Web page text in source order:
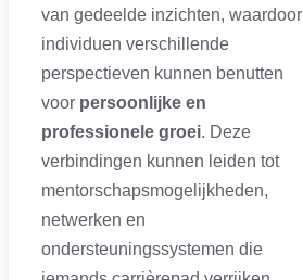
van gedeelde inzichten, waardoor
individuen verschillende
perspectieven kunnen benutten
voor persoonlijke en
professionele groei. Deze
verbindingen kunnen leiden tot
mentorschapsmogelijkheden,
netwerken en
ondersteuningssystemen die